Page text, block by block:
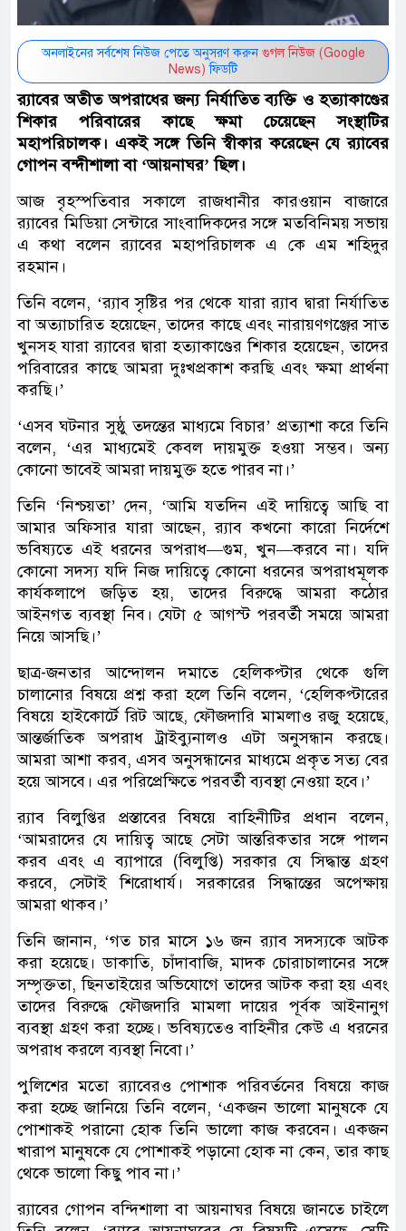
অনলাইনের সর্বশেষ নিউজ পেতে অনুসরণ করুন গুগল নিউজ (Google
News) ফিডটি
র‌্যাবের অতীত অপরাধের জন্য নির্যাতিত ব্যক্তি ও হত্যাকাণ্ডের
শিকার পরিবারের কাছে ক্ষমা চেয়েছেন সংস্থাটির
মহাপরিচালক। একই সঙ্গে তিনি স্বীকার করেছেন যে র‌্যাবের
গোপন বন্দীশালা বা ‘আয়নাঘর’ ছিল।
আজ বৃহস্পতিবার সকালে রাজধানীর কারওয়ান বাজারে
র‌্যাবের মিডিয়া সেন্টারে সাংবাদিকদের সঙ্গে মতবিনিময় সভায়
এ কথা বলেন র‌্যাবের মহাপরিচালক এ কে এম শহিদুর
রহমান।
তিনি বলেন, ‘র‌্যাব সৃষ্টির পর থেকে যারা র‌্যাব দ্বারা নির্যাতিত
বা অত্যাচারিত হয়েছেন, তাদের কাছে এবং নারায়ণগঞ্জের সাত
খুনসহ যারা র‌্যাবের দ্বারা হত্যাকাণ্ডের শিকার হয়েছেন, তাদের
পরিবারের কাছে আমরা দুঃখপ্রকাশ করছি এবং ক্ষমা প্রার্থনা
করছি।’
‘এসব ঘটনার সুষ্ঠু তদন্তের মাধ্যমে বিচার’ প্রত্যাশা করে তিনি
বলেন, ‘এর মাধ্যমেই কেবল দায়মুক্ত হওয়া সম্ভব। অন্য
কোনো ভাবেই আমরা দায়মুক্ত হতে পারব না।’
তিনি ‘নিশ্চয়তা’ দেন, ‘আমি যতদিন এই দায়িত্বে আছি বা
আমার অফিসার যারা আছেন, র‌্যাব কখনো কারো নির্দেশে
ভবিষ্যতে এই ধরনের অপরাধ—গুম, খুন—করবে না। যদি
কোনো সদস্য যদি নিজ দায়িত্বে কোনো ধরনের অপরাধমূলক
কার্যকলাপে জড়িত হয়, তাদের বিরুদ্ধে আমরা কঠোর
আইনগত ব্যবস্থা নিব। যেটা ৫ আগস্ট পরবর্তী সময়ে আমরা
নিয়ে আসছি।’
ছাত্র-জনতার আন্দোলন দমাতে হেলিকপ্টার থেকে গুলি
চালানোর বিষয়ে প্রশ্ন করা হলে তিনি বলেন, ‘হেলিকপ্টারের
বিষয়ে হাইকোর্টে রিট আছে, ফৌজদারি মামলাও রজু হয়েছে,
আন্তর্জাতিক অপরাধ ট্রাইব্যুনালও এটা অনুসন্ধান করছে।
আমরা আশা করব, এসব অনুসন্ধানের মাধ্যমে প্রকৃত সত্য বের
হয়ে আসবে। এর পরিপ্রেক্ষিতে পরবর্তী ব্যবস্থা নেওয়া হবে।’
র‌্যাব বিলুপ্তির প্রস্তাবের বিষয়ে বাহিনীটির প্রধান বলেন,
‘আমরাদের যে দায়িত্ব আছে সেটা আন্তরিকতার সঙ্গে পালন
করব এবং এ ব্যাপারে (বিলুপ্তি) সরকার যে সিদ্ধান্ত গ্রহণ
করবে, সেটাই শিরোধার্য। সরকারের সিদ্ধান্তের অপেক্ষায়
আমরা থাকব।’
তিনি জানান, ‘গত চার মাসে ১৬ জন র‌্যাব সদস্যকে আটক
করা হয়েছে। ডাকাতি, চাঁদাবাজি, মাদক চোরাচালানের সঙ্গে
সম্পৃক্ততা, ছিনতাইয়ের অভিযোগে তাদের আটক করা হয় এবং
তাদের বিরুদ্ধে ফৌজদারি মামলা দায়ের পূর্বক আইনানুগ
ব্যবস্থা গ্রহণ করা হচ্ছে। ভবিষ্যতেও বাহিনীর কেউ এ ধরনের
অপরাধ করলে ব্যবস্থা নিবো।’
পুলিশের মতো র‌্যাবেরও পোশাক পরিবর্তনের বিষয়ে কাজ
করা হচ্ছে জানিয়ে তিনি বলেন, ‘একজন ভালো মানুষকে যে
পোশাকই পরানো হোক তিনি ভালো কাজ করবেন। একজন
খারাপ মানুষকে যে পোশাকই পড়ানো হোক না কেন, তার কাছ
থেকে ভালো কিছু পাব না।’
র‌্যাবের গোপন বন্দিশালা বা আয়নাঘর বিষয়ে জানতে চাইলে